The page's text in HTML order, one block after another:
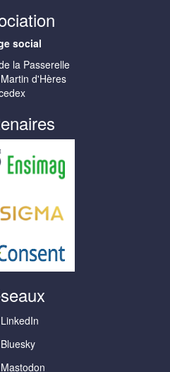
social
la Passerelle
d'Hères